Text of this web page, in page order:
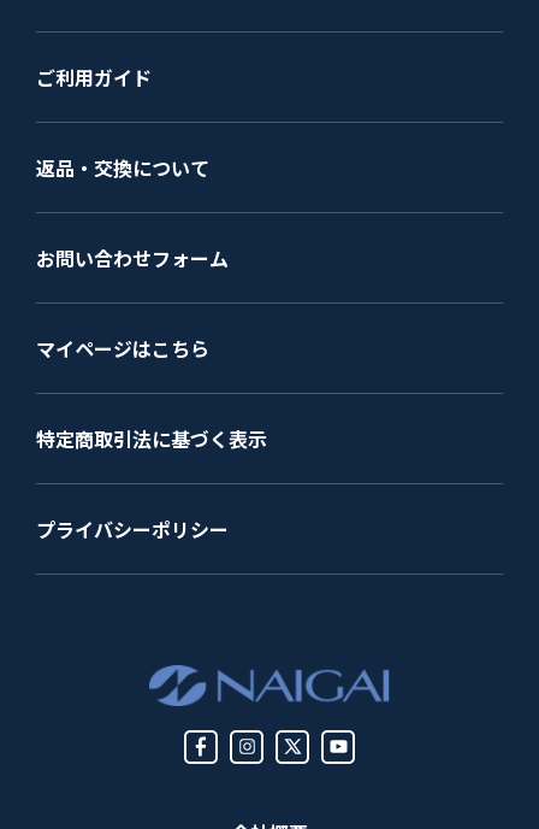
ご利用ガイド
返品・交換について
お問い合わせフォーム
マイページはこちら
特定商取引法に基づく表示
プライバシーポリシー